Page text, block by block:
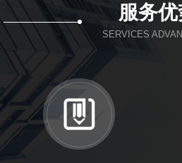
服务
SERVICES